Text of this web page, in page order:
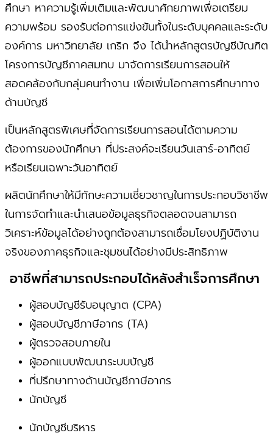
ศึกษา หาความรู้เพิ่มเติมและพัฒนาศักยภาพเพื่อเตรียม
ความพร้อม รองรับต่อการแข่งขันทั้งในระดับบุคคลและระดับ
องค์การ มหาวิทยาลัย เกริก จึง ได้นำหลักสูตรบัญชีบัณฑิต
โครงการบัญชีภาคสมทบ มาจัดการเรียนการสอนให้
สอดคล้องกับกลุ่มคนทำงาน เพื่อเพิ่มโอกาสการศึกษาทาง
ด้านบัญชี
เป็นหลักสูตรพิเศษที่จัดการเรียนการสอนได้ตามความ
ต้องการของนักศึกษา ที่ประสงค์จะเรียนวันเสาร์-อาทิตย์
หรือเรียนเฉพาะวันอาทิตย์
ผลิตนักศึกษาให้มีทักษะความเชี่ยวชาญในการประกอบวิชาชีพ
ในการจัดทำและนำเสนอข้อมูลธุรกิจตลอดจนสามารถ
วิเคราะห์ข้อมูลได้อย่างถูกต้องสามารถเชื่อมโยงปฏิบัติงาน
จริงของภาคธุรกิจและชุมชนได้อย่างมีประสิทธิภาพ
‏‏‎ ‎‏อาชีพที่สามารถประกอบได้หลังสำเร็จการศึกษา
ผู้สอบบัญชีรับอนุญาต (CPA)
ผู้สอบบัญชีภาษีอากร (TA)
ผู้ตรวจสอบภายใน
ผู้ออกแบบพัฒนาระบบบัญชี
ที่ปรึกษาทางด้านบัญชีภาษีอากร
นักบัญชี
นักบัญชีบริหาร